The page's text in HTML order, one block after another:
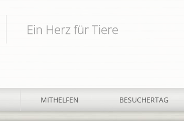
Ein Herz für Tiere
MITHELFEN BESUCHERTAG